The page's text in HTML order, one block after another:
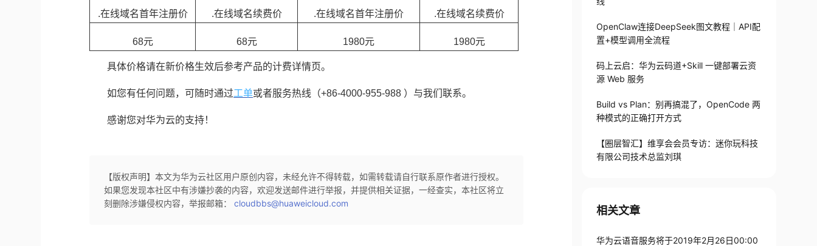
.在线域名首年注册价 .在线域名续费价 .在线域名首年注册价 .在线域名续费价
68元 68元 1980元 1980元
具体价格请在新价格生效后参考产品的计费详情页。
如您有任何问题，可随时通过工单或者服务热线（+86-4000-955-988 ）与我们联系。
感谢您对华为云的支持！
【版权声明】本文为华为云社区用户原创内容，未经允许不得转载，如需转载请自行联系原作者进行授权。
如果您发现本社区中有涉嫌抄袭的内容，欢迎发送邮件进行举报，并提供相关证据，一经查实，本社区将立
刻删除涉嫌侵权内容，举报邮箱：cloudbbs@huaweicloud.com
OpenClaw连接DeepSeek图文教程｜API配
置+模型调用全流程
码上云启：华为云码道+Skill 一键部署云资
源 Web 服务
Build vs Plan：别再搞混了，OpenCode 两
种模式的正确打开方式
【圈层智汇】维享会会员专访：迷你玩科技
有限公司技术总监刘琪
相关文章
华为云语音服务将于2019年2月26日00:00